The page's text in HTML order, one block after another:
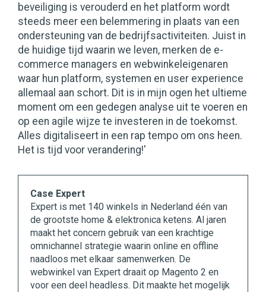
beveiliging is verouderd en het platform wordt
steeds meer een belemmering in plaats van een
ondersteuning van de bedrijfsactiviteiten. Juist in
de huidige tijd waarin we leven, merken de e-
commerce managers en webwinkeleigenaren
waar hun platform, systemen en user experience
allemaal aan schort. Dit is in mijn ogen het ultieme
moment om een gedegen analyse uit te voeren en
op een agile wijze te investeren in de toekomst.
Alles digitaliseert in een rap tempo om ons heen.
Het is tijd voor verandering!'
Case Expert
Expert is met 140 winkels in Nederland één van
de grootste home & elektronica ketens. Al jaren
maakt het concern gebruik van een krachtige
omnichannel strategie waarin online en offline
naadloos met elkaar samenwerken. De
webwinkel van Expert draait op Magento 2 en
voor een deel headless. Dit maakte het mogelijk